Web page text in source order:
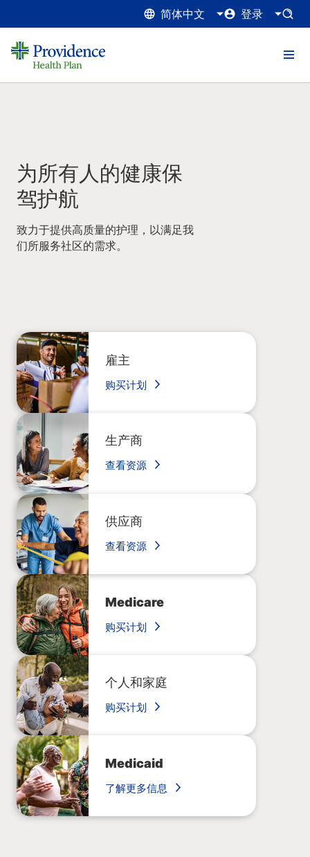
简体中文 登录
为所有人的健康保
驾护航
致力于提供高质量的护理，以满足我
们所服务社区的需求。
雇主
购买计划
Medicare
购买计划
生产商
查看资源
个人和家庭
购买计划
供应商
查看资源
Medicaid
了解更多信息